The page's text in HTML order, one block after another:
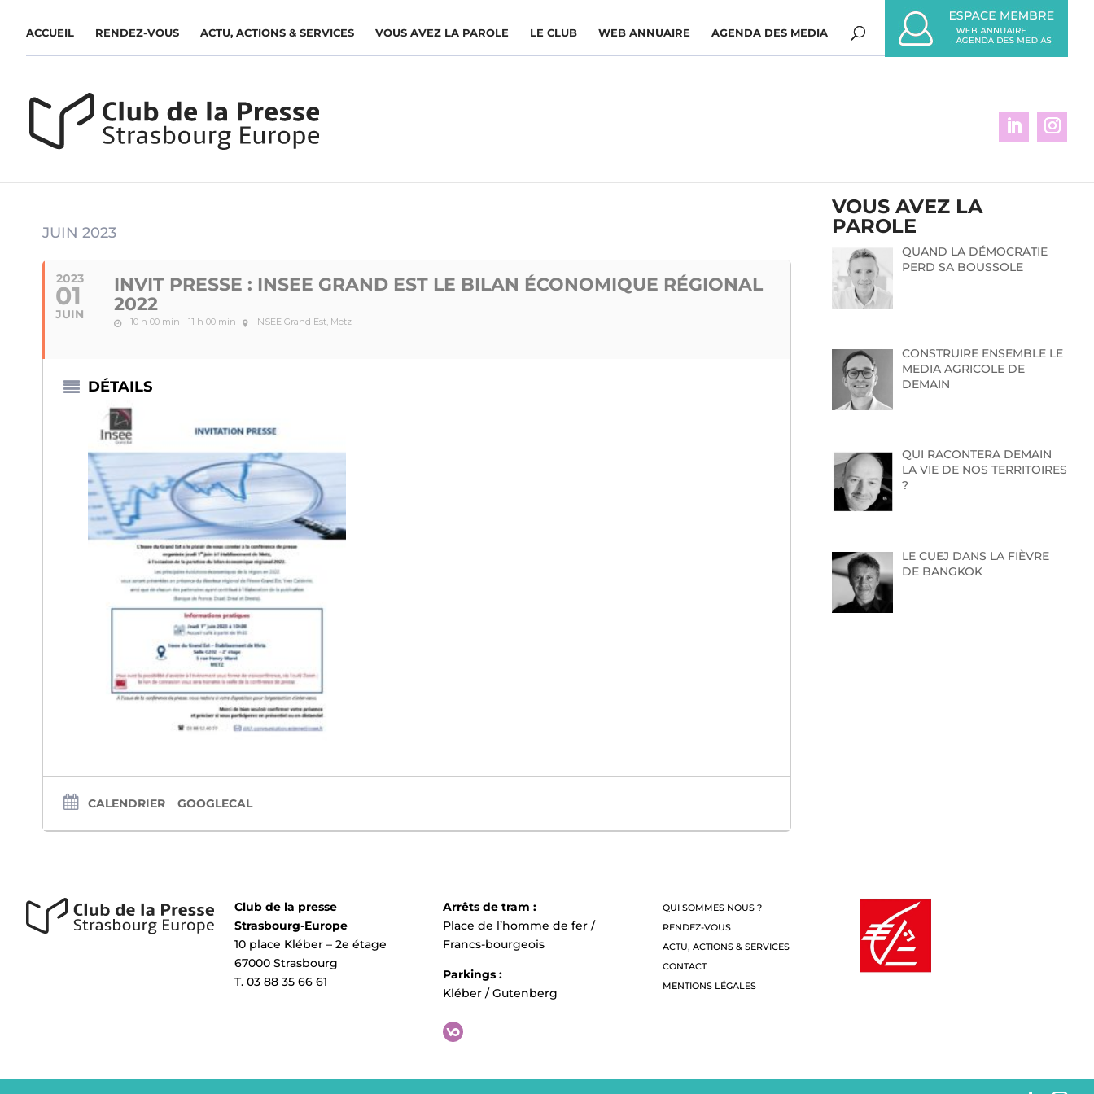
ACCUEIL RENDEZ-VOUS ACTU, ACTIONS & SERVICES VOUS AVEZ LA PAROLE LE CLUB WEB ANNUAIRE AGENDA DES MEDIA
JUIN 2023
2023
01
JUIN
INVIT PRESSE : INSEE GRAND EST LE BILAN ÉCONOMIQUE RÉGIONAL
2022
10 h 00 min - 11 h 00 min INSEE Grand Est, Metz
DÉTAILS
CALENDRIER GOOGLECAL
VOUS AVEZ LA
PAROLE
QUAND LA DÉMOCRATIE
PERD SA BOUSSOLE
CONSTRUIRE ENSEMBLE LE
MEDIA AGRICOLE DE
DEMAIN
QUI RACONTERA DEMAIN
LA VIE DE NOS TERRITOIRES
?
LE CUEJ DANS LA FIÈVRE
DE BANGKOK
Club de la presse
Strasbourg-Europe
10 place Kléber – 2e étage
67000 Strasbourg
T. 03 88 35 66 61
Arrêts de tram :
Place de l’homme de fer /
Francs-bourgeois
Parkings :
Kléber / Gutenberg
QUI SOMMES NOUS ?
RENDEZ-VOUS
ACTU, ACTIONS & SERVICES
CONTACT
MENTIONS LÉGALES